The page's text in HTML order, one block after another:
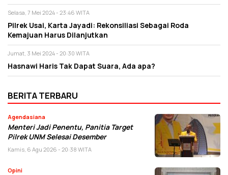
Selasa, 7 Mei 2024 - 23:46 WITA
Pilrek Usai, Karta Jayadi: Rekonsiliasi Sebagai Roda
Kemajuan Harus Dilanjutkan
Jumat, 3 Mei 2024 - 20:30 WITA
Hasnawi Haris Tak Dapat Suara, Ada apa?
BERITA TERBARU
Agendasiana
Menteri Jadi Penentu, Panitia Target
Pilrek UNM Selesai Desember
Kamis, 6 Agu 2026 - 20:38 WITA
Opini